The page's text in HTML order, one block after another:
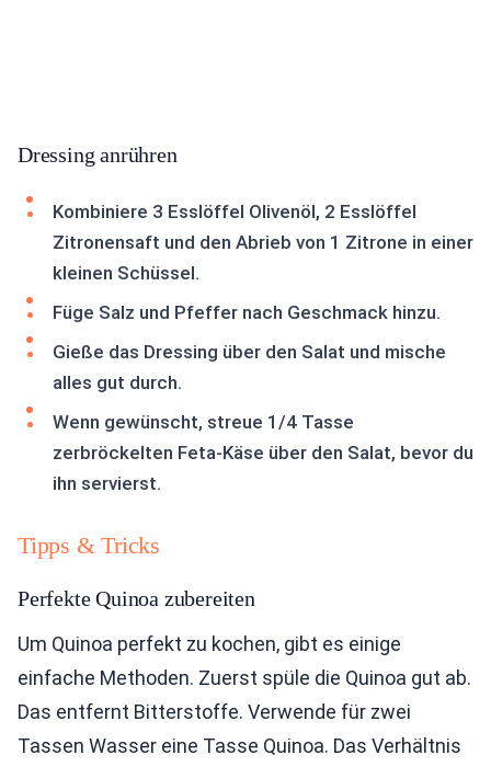
Dressing anrühren
Kombiniere 3 Esslöffel Olivenöl, 2 Esslöffel
Zitronensaft und den Abrieb von 1 Zitrone in einer
kleinen Schüssel.
Füge Salz und Pfeffer nach Geschmack hinzu.
Gieße das Dressing über den Salat und mische
alles gut durch.
Wenn gewünscht, streue 1/4 Tasse
zerbröckelten Feta-Käse über den Salat, bevor du
ihn servierst.
Tipps & Tricks
Perfekte Quinoa zubereiten
Um Quinoa perfekt zu kochen, gibt es einige
einfache Methoden. Zuerst spüle die Quinoa gut ab.
Das entfernt Bitterstoffe. Verwende für zwei
Tassen Wasser eine Tasse Quinoa. Das Verhältnis